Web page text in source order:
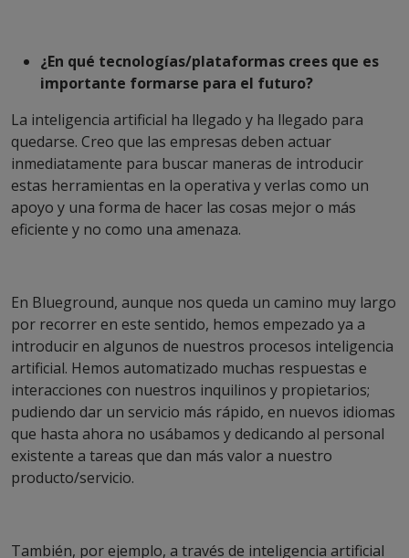
¿En qué tecnologías/plataformas crees que es
importante formarse para el futuro?
La inteligencia artificial ha llegado y ha llegado para
quedarse. Creo que las empresas deben actuar
inmediatamente para buscar maneras de introducir
estas herramientas en la operativa y verlas como un
apoyo y una forma de hacer las cosas mejor o más
eficiente y no como una amenaza.
En Blueground, aunque nos queda un camino muy largo
por recorrer en este sentido, hemos empezado ya a
introducir en algunos de nuestros procesos inteligencia
artificial. Hemos automatizado muchas respuestas e
interacciones con nuestros inquilinos y propietarios;
pudiendo dar un servicio más rápido, en nuevos idiomas
que hasta ahora no usábamos y dedicando al personal
existente a tareas que dan más valor a nuestro
producto/servicio.
También, por ejemplo, a través de inteligencia artificial